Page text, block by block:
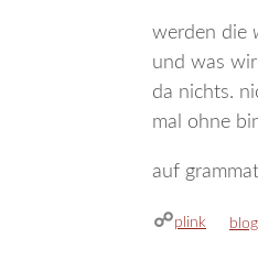
werden die
und was
da nichts.
mal ohne
auf
plink